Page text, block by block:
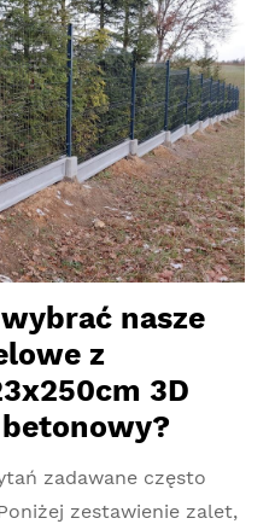
nasze
z
3D
zadawane często
zestawienie zalet,